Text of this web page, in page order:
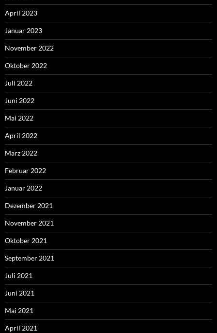
April 2023
Januar 2023
November 2022
Oktober 2022
Juli 2022
Juni 2022
Mai 2022
April 2022
März 2022
Februar 2022
Januar 2022
Dezember 2021
November 2021
Oktober 2021
September 2021
Juli 2021
Juni 2021
Mai 2021
April 2021